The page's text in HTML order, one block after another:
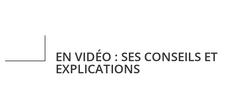
EN VIDÉO : SES CONSEILS ET
EXPLICATIONS